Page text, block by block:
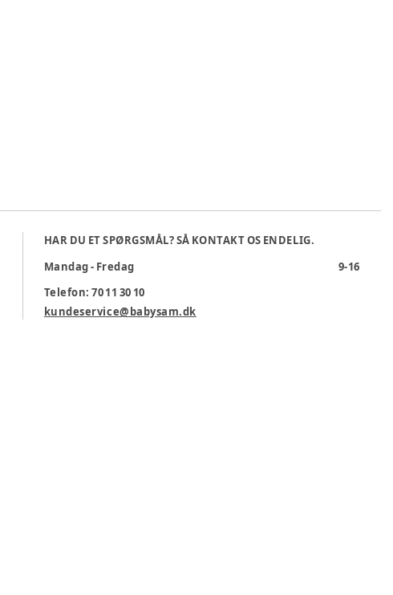
HAR DU ET SPØRGSMÅL? SÅ KONTAKT OS ENDELIG.
Mandag - Fredag
9-16
Telefon: 70 11 30 10
kundeservice@babysam.dk